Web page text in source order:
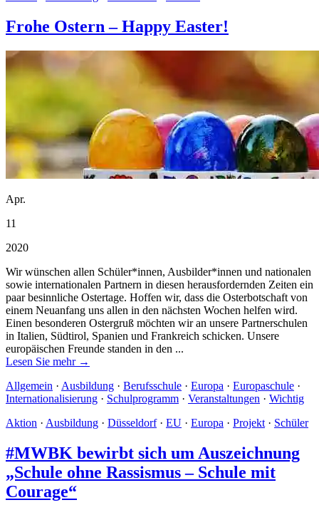
Frohe Ostern – Happy Easter!
Apr.
11
2020
Wir wünschen allen Schüler*innen, Ausbilder*innen und nationalen
sowie internationalen Partnern in diesen herausfordernden Zeiten ein
paar besinnliche Ostertage. Hoffen wir, dass die Osterbotschaft von
einem Neuanfang uns allen in den nächsten Wochen helfen wird.
Einen besonderen Ostergruß möchten wir an unsere Partnerschulen
in Italien, Südtirol, Spanien und Frankreich schicken. Unsere
europäischen Freunde standen in den ...
Lesen Sie mehr →
Allgemein · Ausbildung · Berufsschule · Europa · Europaschule ·
Internationalisierung · Schulprogramm · Veranstaltungen · Wichtig
Aktion · Ausbildung · Düsseldorf· EU · Europa · Projekt · Schüler
#MWBK bewirbt sich um Auszeichnung
„Schule ohne Rassismus – Schule mit
Courage“